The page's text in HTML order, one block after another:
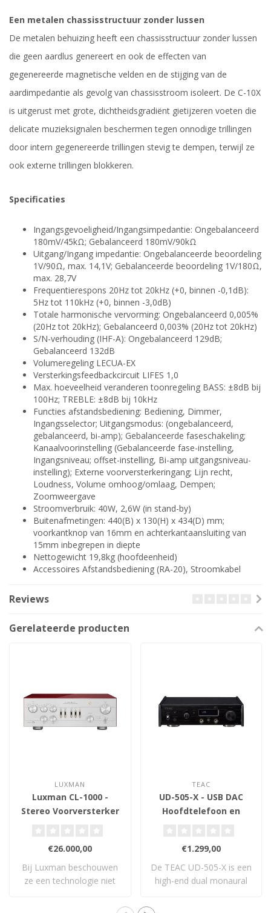
Een metalen chassisstructuur zonder lussen
De metalen behuizing heeft een chassisstructuur zonder lussen
die geen aardlus genereert en ook de effecten van
gegenereerde magnetische velden en de stijging van de
aardimpedantie als gevolg van chassisstroom isoleert. De C-10X
is uitgerust met grote, dichtheidsgradiënt gietijzeren voeten die
delicate muzieksignalen beschermen tegen onnodige trillingen
door intern gegenereerde trillingen stevig te dempen, terwijl ze
ook externe trillingen blokkeren.
Specificaties
Ingangsgevoeligheid/Ingangsimpedantie: Ongebalanceerd
180mV/45kΩ; Gebalanceerd 180mV/90kΩ
Uitgang/Ingang impedantie: Ongebalanceerde beoordeling
1V/90Ω, max. 14,1V; Gebalanceerde beoordeling 1V/180Ω,
max. 28,7V
Frequentierespons 20Hz tot 20kHz (+0, binnen -0,1dB):
5Hz tot 110kHz (+0, binnen -3,0dB)
Totale harmonische vervorming: Ongebalanceerd 0,005%
(20Hz tot 20kHz); Gebalanceerd 0,003% (20Hz tot 20kHz)
S/N-verhouding (IHF-A): Ongebalanceerd 129dB;
Gebalanceerd 132dB
Volumeregeling LECUA-EX
Versterkingsfeedbackcircuit LIFES 1,0
Max. hoeveelheid veranderen toonregeling BASS: ±8dB bij
100Hz; TREBLE: ±8dB bij 10kHz
Functies afstandsbediening: Bediening, Dimmer,
Ingangsselector; Uitgangsmodus: (ongebalanceerd,
gebalanceerd, bi-amp); Gebalanceerde faseschakeling;
Kanaalvoorinstelling (Gebalanceerde fase-instelling,
Ingangsniveau; offset-instelling, Bi-amp uitgangsniveau-
instelling); Externe voorversterkeringang; Lijn recht,
Loudness, Volume omhoog/omlaag, Dempen;
Zoomweergave
Stroomverbruik: 40W, 2,6W (in stand-by)
Buitenafmetingen: 440(B) x 130(H) x 434(D) mm;
voorkantknop van 16mm en achterkantaansluiting van
15mm inbegrepen in diepte
Nettogewicht 19,8kg (hoofdeenheid)
Accessoires Afstandsbediening (RA-20), Stroomkabel
Reviews
Gerelateerde producten
LUXMAN
Luxman CL-1000 -
Stereo Voorversterker
€26.000,00
Bij Luxman beschouwen
ze een technologie niet
TEAC
UD-505-X - USB DAC
Hoofdtelefoon en
€1.299,00
De TEAC UD-505-X is een
high-end dual monaural